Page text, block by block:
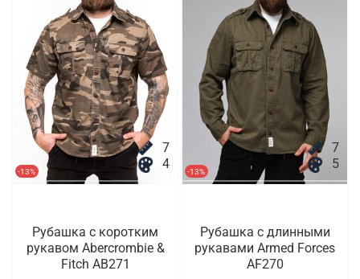
-13%
7
4
Рубашка с коротким
рукавом Abercrombie &
Fitch AB271
-13%
7
5
Рубашка с длинными
рукавами Armed Forces
AF270